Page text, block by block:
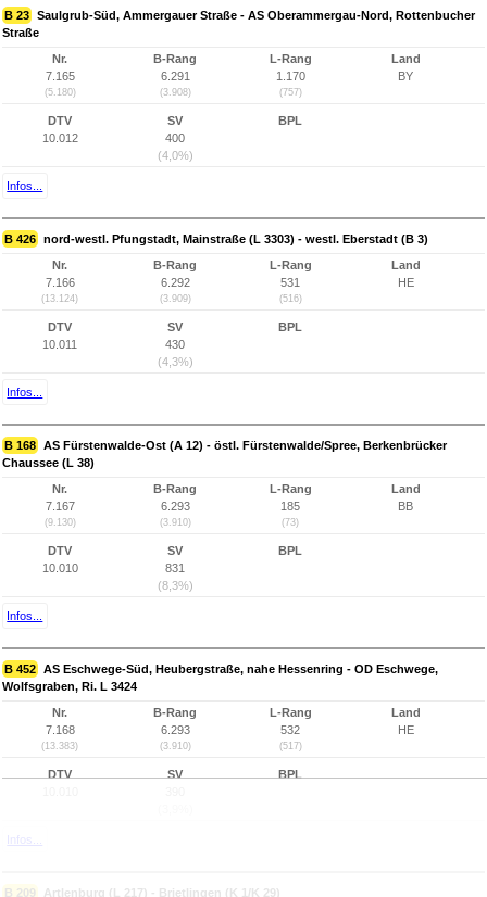
B 23 Saulgrub-Süd, Ammergauer Straße - AS Oberammergau-Nord, Rottenbucher
Straße
Nr.
7.165
(5.180)
B-Rang
6.291
(3.908)
L-Rang
1.170
(757)
Land
BY
DTV
10.012
SV
400
(4,0%)
BPL
Infos...
B 426 nord-westl. Pfungstadt, Mainstraße (L 3303) - westl. Eberstadt (B 3)
Nr.
7.166
(13.124)
B-Rang
6.292
(3.909)
L-Rang
531
(516)
Land
HE
DTV
10.011
SV
430
(4,3%)
BPL
Infos...
B 168 AS Fürstenwalde-Ost (A 12) - östl. Fürstenwalde/Spree, Berkenbrücker
Chaussee (L 38)
Nr.
7.167
(9.130)
B-Rang
6.293
(3.910)
L-Rang
185
(73)
Land
BB
DTV
10.010
SV
831
(8,3%)
BPL
Infos...
B 452 AS Eschwege-Süd, Heubergstraße, nahe Hessenring - OD Eschwege,
Wolfsgraben, Ri. L 3424
Nr.
7.168
(13.383)
B-Rang
6.293
(3.910)
L-Rang
532
(517)
Land
HE
DTV
SV
BPL
Infos...
B 209 Artlenburg (L 217) - Brietlingen (K 1/K 29)